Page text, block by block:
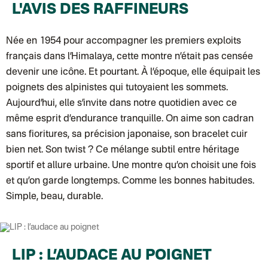
Colissimo suivi (expédition June & Jane)
Colissimo suivi (expédition Les Fils)
Lettre suivie (expédition La Poupette à Paillettes)
Colissimo suivi (expédition Toi-même)
Lettre suivie (expédition par Noémie, la créatrice)
Colissimo suivi (expédition Zebrabook)
Colissimo suivi (expédition Minoe)
Lettre suivie (expédition April Eleven)
Lettre suivie (expédition Les mots doux)
Colissimo suivi (expédition Papier Curieux)
Lettre suivie (expédition Atelier Aismée)
Colissimo suivi (expédition Mon Petit Poids)
DPD colis suivi (expédition Bounce)
DPD colis suivi (expédition La Boîte Concept)
Colis suivi (expédition Loia)
Colissimo personnalisé
Colis suivi (expédition Maison Roshi)
Colissimo suivi (expédition April Eleven)
Lettre prioritaire
Colissimo suivi (expédition par Yamayama): Livraison à votre
L'AVIS DES RAFFINEURS
Née en 1954 pour accompagner les premiers exploits
français dans l’Himalaya, cette montre n’était pas censée
devenir une icône. Et pourtant. À l’époque, elle équipait les
poignets des alpinistes qui tutoyaient les sommets.
Aujourd’hui, elle s’invite dans notre quotidien avec ce
même esprit d’endurance tranquille. On aime son cadran
sans fioritures, sa précision japonaise, son bracelet cuir
bien net. Son twist ? Ce mélange subtil entre héritage
sportif et allure urbaine. Une montre qu’on choisit une fois
et qu’on garde longtemps. Comme les bonnes habitudes.
Simple, beau, durable.
LIP : L’AUDACE AU POIGNET